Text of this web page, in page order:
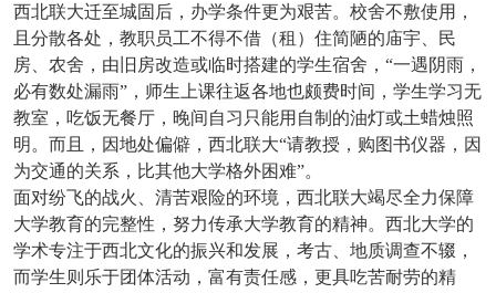
西北联大迁至城固后，办学条件更为艰苦。校舍不敷使用，
且分散各处，教职员工不得不借（租）住简陋的庙宇、民
房、农舍，由旧房改造或临时搭建的学生宿舍， “一遇阴雨，
必有数处漏雨”，师生上课往返各地也颇费时间，学生学习无
教室，吃饭无餐厅，晚间自习只能用自制的油灯或土蜡烛照
明。而且，因地处偏僻，西北联大“请教授，购图书仪器，因
为交通的关系，比其他大学格外困难”。
面对纷飞的战火、清苦艰险的环境，西北联大竭尽全力保障
大学教育的完整性，努力传承大学教育的精神。西北大学的
学术专注于西北文化的振兴和发展，考古、地质调查不辍，
而学生则乐于团体活动，富有责任感，更具吃苦耐劳的精